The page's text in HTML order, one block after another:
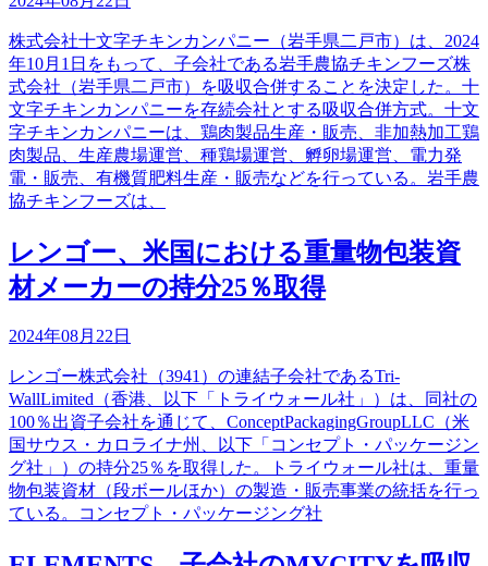
株式会社十文字チキンカンパニー（岩手県二戸市）は、2024
年10月1日をもって、子会社である岩手農協チキンフーズ株
式会社（岩手県二戸市）を吸収合併することを決定した。十
文字チキンカンパニーを存続会社とする吸収合併方式。十文
字チキンカンパニーは、鶏肉製品生産・販売、非加熱加工鶏
肉製品、生産農場運営、種鶏場運営、孵卵場運営、電力発
電・販売、有機質肥料生産・販売などを行っている。岩手農
協チキンフーズは、
レンゴー、米国における重量物包装資
材メーカーの持分25％取得
2024年08月22日
レンゴー株式会社（3941）の連結子会社であるTri-
WallLimited（香港、以下「トライウォール社」）は、同社の
100％出資子会社を通じて、ConceptPackagingGroupLLC（米
国サウス・カロライナ州、以下「コンセプト・パッケージン
グ社」）の持分25％を取得した。トライウォール社は、重量
物包装資材（段ボールほか）の製造・販売事業の統括を行っ
ている。コンセプト・パッケージング社